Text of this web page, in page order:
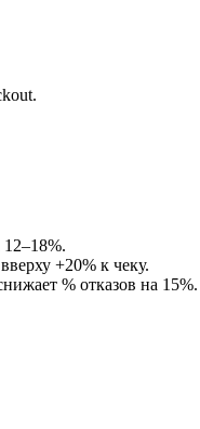
+20% к чеку.
% отказов на 15%.